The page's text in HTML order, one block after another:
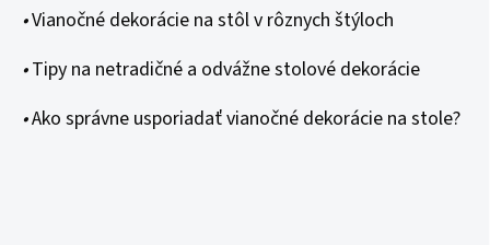
•Vianočné dekorácie na stôl v rôznych štýloch
•Tipy na netradičné a odvážne stolové dekorácie
•Ako správne usporiadať vianočné dekorácie na stole?